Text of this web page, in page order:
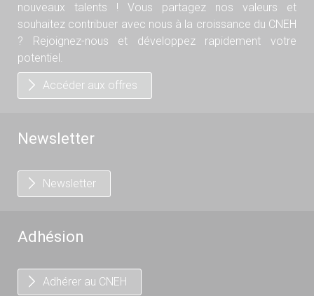
nouveaux talents ! Vous partagez nos valeurs et
souhaitez contribuer avec nous à la croissance du CNEH
? Rejoignez-nous et développez rapidement votre
potentiel.
Accéder aux offres
Newsletter
Newsletter
Adhésion
Adhérer au CNEH